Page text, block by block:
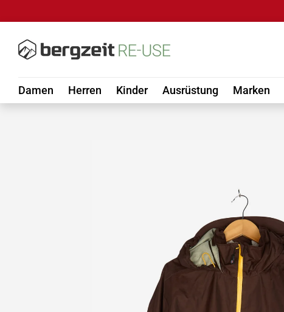
Damen Herren Kinder Ausrüstung Marken